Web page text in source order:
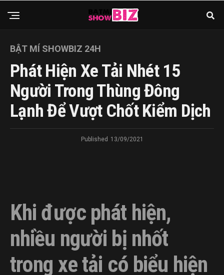
BẬT MÍ SHOWBIZ 24H
Phát Hiện Xe Tải Nhét 15
Người Trong Thùng Đông
Lạnh Để Vượt Chốt Kiểm Dịch
Published 13/09/2021
Khi được phát hiện,
nhiều người bị nhốt
trong xe tải có biểu hiện